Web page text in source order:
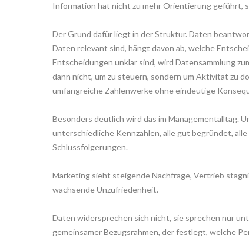
Information hat nicht zu mehr Orientierung geführt,
Der Grund dafür liegt in der Struktur. Daten
Daten relevant sind, hängt davon ab, welche
Entscheidungen unklar sind, wird Datensammlung
dann nicht, um zu steuern, sondern um Aktivität zu
umfangreiche Zahlenwerke ohne eindeutige
Besonders deutlich wird das im Managementalltag.
unterschiedliche Kennzahlen, alle gut begründet,
Schlussfolgerungen.
Marketing sieht steigende Nachfrage, Vertrieb
wachsende Unzufriedenheit.
Daten widersprechen sich nicht, sie sprechen nur
gemeinsamer Bezugsrahmen, der festlegt, welche